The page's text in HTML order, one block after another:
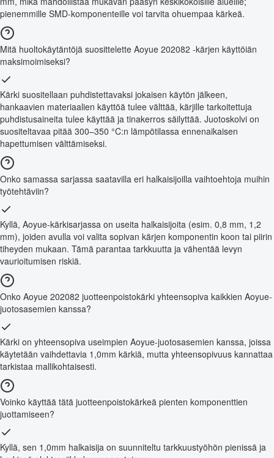
pienemmille SMD-komponenteille voi tarvita ohuempaa kärkeä.
Mitä huoltokäytäntöjä suosittelette Aoyue 202082 -kärjen käyttöiän
maksimoimiseksi?
Kärki suositellaan puhdistettavaksi jokaisen käytön jälkeen,
hankaavien materiaalien käyttöä tulee välttää, kärjille tarkoitettuja
puhdistusaineita tulee käyttää ja tinakerros säilyttää. Juotoskolvi on
suositeltavaa pitää 300–350 °C:n lämpötilassa ennenaikaisen
hapettumisen välttämiseksi.
Onko samassa sarjassa saatavilla eri halkaisijoilla vaihtoehtoja muihin
työtehtäviin?
Kyllä, Aoyue-kärkisarjassa on useita halkaisijoita (esim. 0,8 mm, 1,2
mm), joiden avulla voi valita sopivan kärjen komponentin koon tai piirin
tiheyden mukaan. Tämä parantaa tarkkuutta ja vähentää levyn
vaurioitumisen riskiä.
Onko Aoyue 202082 juotteenpoistokärki yhteensopiva kaikkien Aoyue-
juotosasemien kanssa?
Kärki on yhteensopiva useimpien Aoyue-juotosasemien kanssa, joissa
käytetään vaihdettavia 1,0mm kärkiä, mutta yhteensopivuus kannattaa
tarkistaa mallikohtaisesti.
Voinko käyttää tätä juotteenpoistokärkeä pienten komponenttien
juottamiseen?
Kyllä, sen 1,0mm halkaisija on suunniteltu tarkkuustyöhön pienissä ja